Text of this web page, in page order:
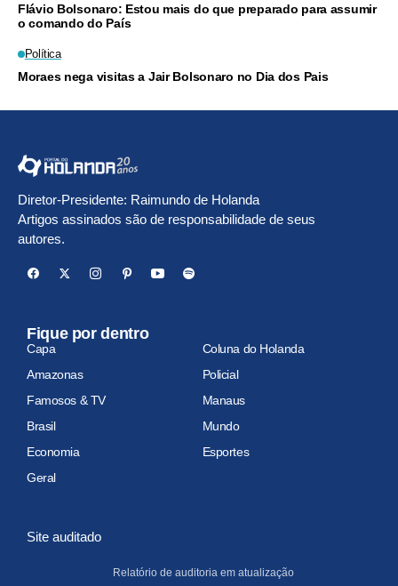
Flávio Bolsonaro: Estou mais do que preparado para assumir
o comando do País
Política
Moraes nega visitas a Jair Bolsonaro no Dia dos Pais
Diretor-Presidente: Raimundo de Holanda
Artigos assinados são de responsabilidade de seus
autores.
Fique por dentro
Capa
Coluna do Holanda
Amazonas
Policial
Famosos & TV
Manaus
Brasil
Mundo
Economia
Esportes
Geral
Site auditado
Relatório de auditoria em atualização